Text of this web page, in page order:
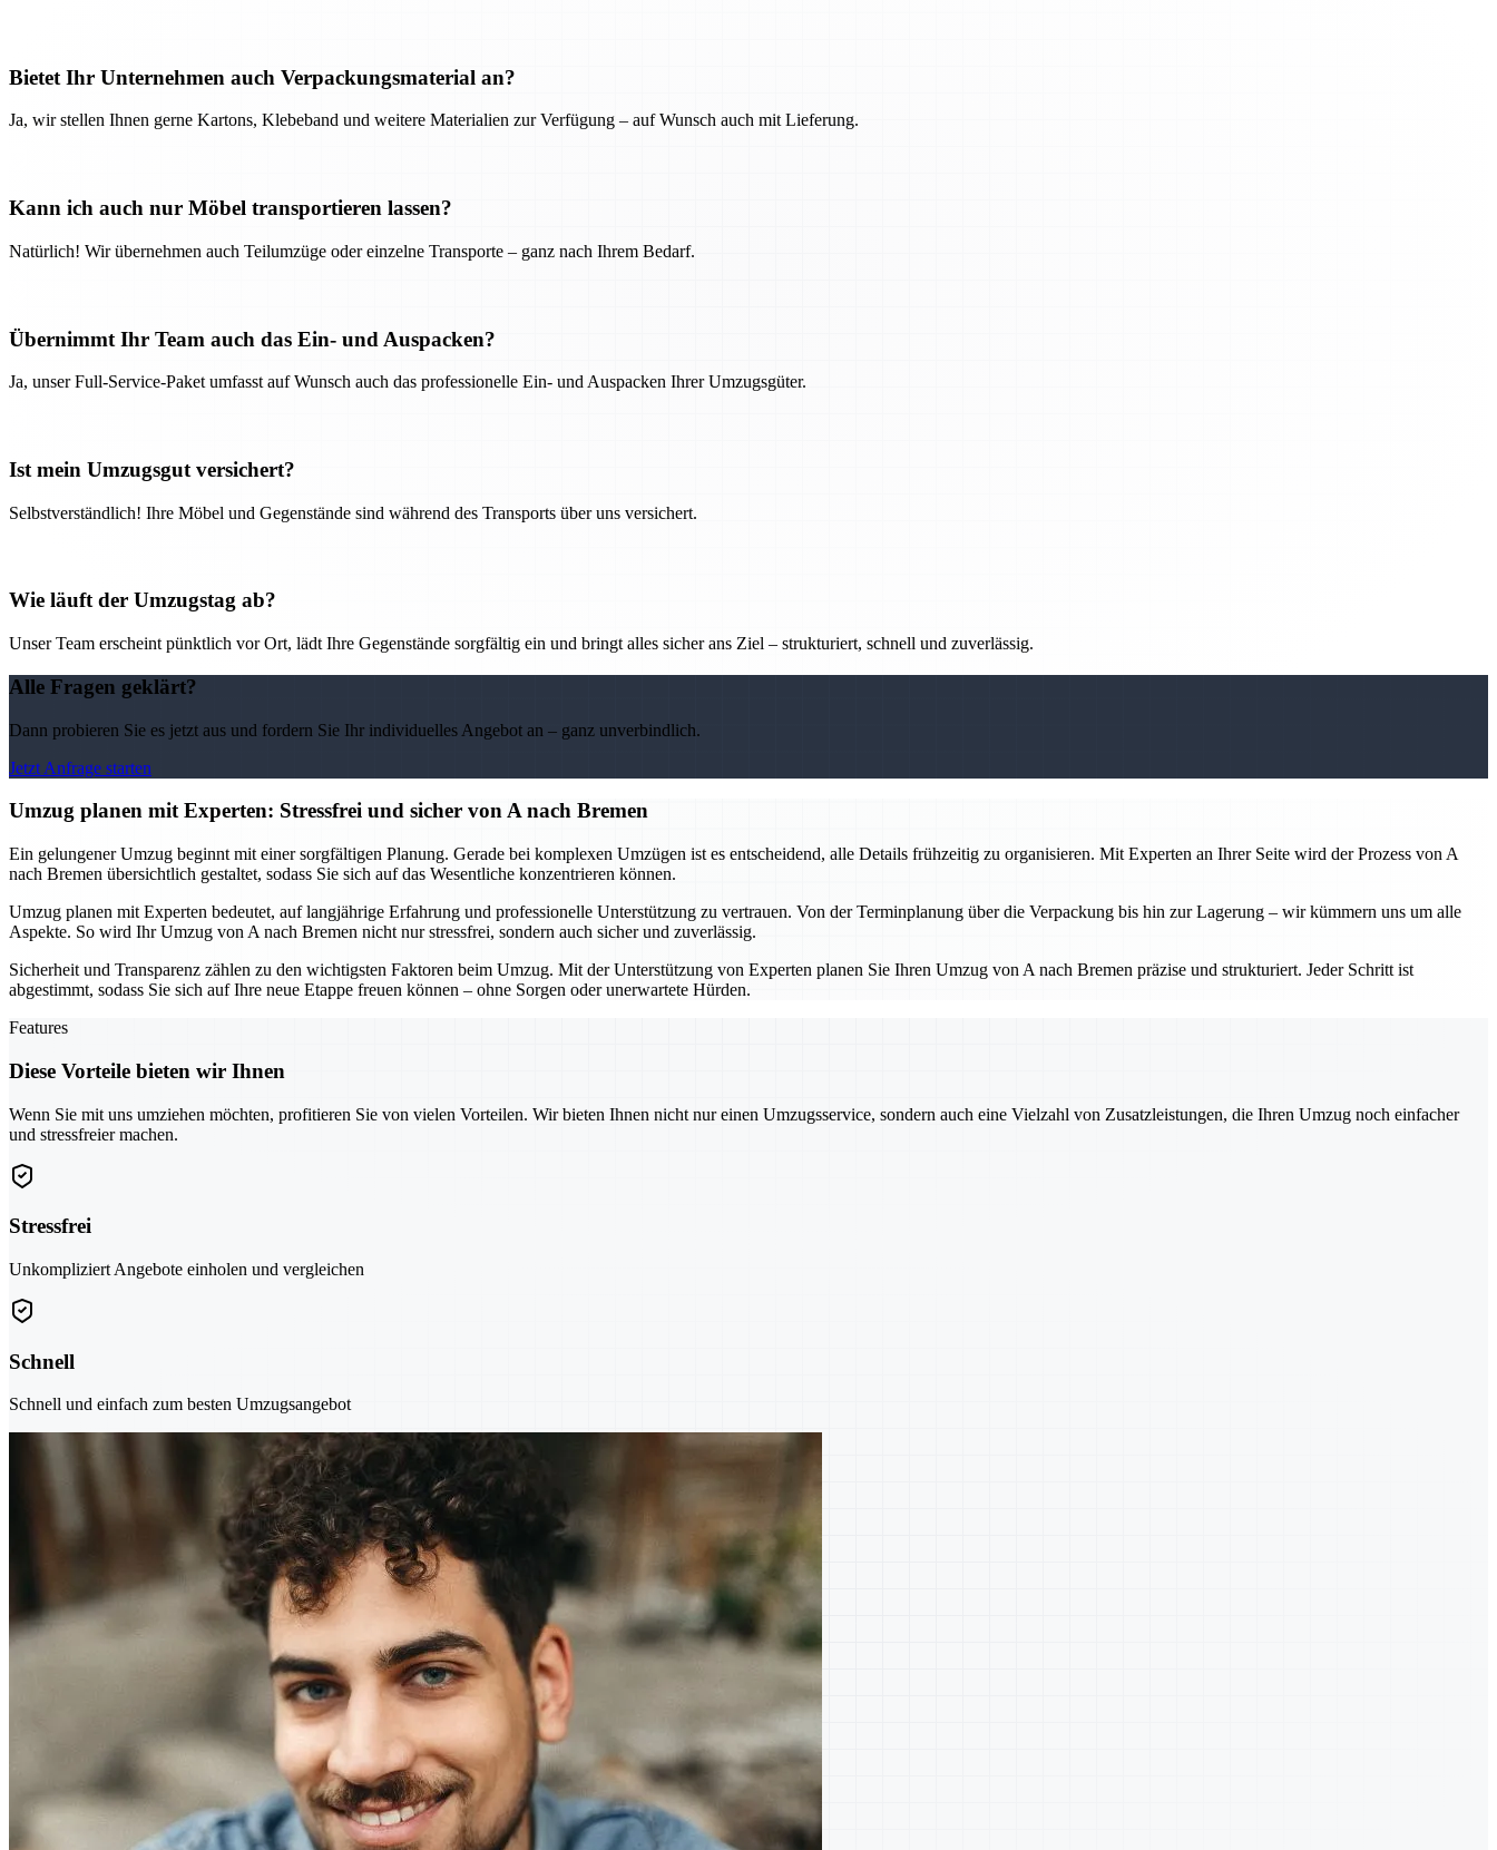
Bietet Ihr Unternehmen auch Verpackungsmaterial an?
Ja, wir stellen Ihnen gerne Kartons, Klebeband und weitere Materialien zur Verfügung – auf Wunsch auch mit Lieferung.
Kann ich auch nur Möbel transportieren lassen?
Natürlich! Wir übernehmen auch Teilumzüge oder einzelne Transporte – ganz nach Ihrem Bedarf.
Übernimmt Ihr Team auch das Ein- und Auspacken?
Ja, unser Full-Service-Paket umfasst auf Wunsch auch das professionelle Ein- und Auspacken Ihrer Umzugsgüter.
Ist mein Umzugsgut versichert?
Selbstverständlich! Ihre Möbel und Gegenstände sind während des Transports über uns versichert.
Wie läuft der Umzugstag ab?
Unser Team erscheint pünktlich vor Ort, lädt Ihre Gegenstände sorgfältig ein und bringt alles sicher ans Ziel – strukturiert, schnell und zuverlässig.
Alle Fragen geklärt?
Dann probieren Sie es jetzt aus und fordern Sie Ihr individuelles Angebot an – ganz unverbindlich.
Jetzt Anfrage starten
Umzug planen mit Experten: Stressfrei und sicher von A nach Bremen
Ein gelungener Umzug beginnt mit einer sorgfältigen Planung. Gerade bei komplexen Umzügen ist es entscheidend, alle Details frühzeitig zu organisieren. Mit Experten an Ihrer Seite wird der Prozess von A
nach Bremen übersichtlich gestaltet, sodass Sie sich auf das Wesentliche konzentrieren können.
Umzug planen mit Experten bedeutet, auf langjährige Erfahrung und professionelle Unterstützung zu vertrauen. Von der Terminplanung über die Verpackung bis hin zur Lagerung – wir kümmern uns um alle
Aspekte. So wird Ihr Umzug von A nach Bremen nicht nur stressfrei, sondern auch sicher und zuverlässig.
Sicherheit und Transparenz zählen zu den wichtigsten Faktoren beim Umzug. Mit der Unterstützung von Experten planen Sie Ihren Umzug von A nach Bremen präzise und strukturiert. Jeder Schritt ist
abgestimmt, sodass Sie sich auf Ihre neue Etappe freuen können – ohne Sorgen oder unerwartete Hürden.
Features
Diese Vorteile bieten wir Ihnen
Wenn Sie mit uns umziehen möchten, profitieren Sie von vielen Vorteilen. Wir bieten Ihnen nicht nur einen Umzugsservice, sondern auch eine Vielzahl von Zusatzleistungen, die Ihren Umzug noch einfacher
und stressfreier machen.
Stressfrei
Unkompliziert Angebote einholen und vergleichen
Schnell
Schnell und einfach zum besten Umzugsangebot